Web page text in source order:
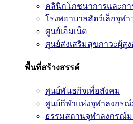
คลินิกโภชนาการและก
โรงพยาบาลสัตว์เล็กจุฬา
ศูนย์เอ็มเน็ต
ศูนย์ส่งเสริมสุขภาวะผู้สูง
พื้นที่สร้างสรรค์
ศูนย์พันธกิจเพื่อสังคม
ศูนย์กีฬาแห่งจุฬาลงกร
ธรรมสถานจุฬาลงกรณ์